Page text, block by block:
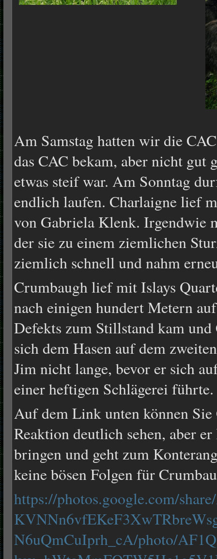
Am Samstag hatten wir die
das CAC bekam, aber nicht gut
etwas steif war. Am Sonntag
endlich laufen. Charlaigne lief
von Gabriela Klenk. Irgendwie
der sie zu einem ziemlichen
ziemlich schnell und nahm
Crumbaugh lief mit Islays
nach einigen hundert Metern
Defekts zum Stillstand kam
sich dem Hasen auf dem
Jim nicht lange, bevor er sich
einer heftigen Schlägerei führte.
Auf dem Link unten können Sie
Reaktion deutlich sehen, aber
bringen und geht zum
keine bösen Folgen für
https://photos.google.com/
N6uQmCuIprh_cA/photo/